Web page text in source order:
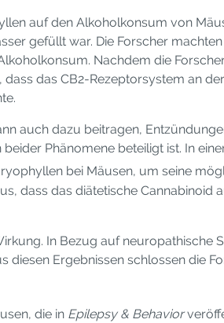
auf den Alkoholkonsum von
gefüllt war. Die Forscher
Nachdem die
das CB2-Rezeptorsystem an
auch dazu beitragen,
Phänomene beteiligt ist. In
bei Mäusen, um seine
dass das diätetische Cannabinoid
In Bezug auf neuropathische
Ergebnissen schlossen die
die in Epilepsy & Behavior